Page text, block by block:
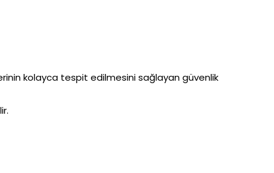
kolayca tespit edilmesini sağlayan güvenlik